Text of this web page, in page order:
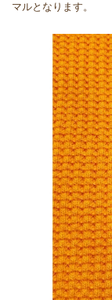
マルとなります。